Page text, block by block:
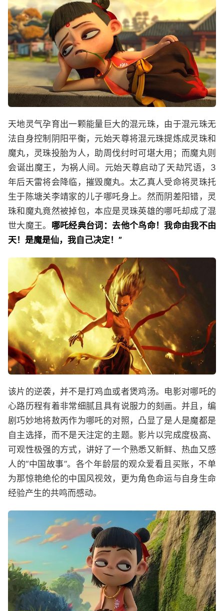
天地灵气孕育出一颗能量巨大的混元珠，由于混元珠无
法自身控制阴阳平衡，元始天尊将混元珠提炼成灵珠和
魔丸，灵珠投胎为人，助周伐纣时可堪大用；而魔丸则
会诞出魔王，为祸人间。元始天尊启动了天劫咒语，3
年后天雷将会降临，摧毁魔丸。太乙真人受命将灵珠托
生于陈塘关李靖家的儿子哪吒身上。然而阴差阳错，灵
珠和魔丸竟然被掉包，本应是灵珠英雄的哪吒却成了混
世大魔王。 哪吒经典台词：去他个鸟命！我命由我不由
天！是魔是仙，我自己决定！”
该片的逆袭，并不是打鸡血或者煲鸡汤。电影对哪吒的
心路历程有着非常细腻且具有说服力的刻画。并且，编
剧巧妙地将敖丙作为哪吒的对照，凸显了是人是魔都是
自主选择，而不是天注定的主题。影片以完成度极高、
可观性极强的方式，讲好了一个熟悉又新鲜、热血又感
人的“中国故事”。各个年龄层的观众爱看且买账，不单
为那惊艳绝伦的中国风视效，更为角色命运与自身生命
经验产生的共鸣而感动。